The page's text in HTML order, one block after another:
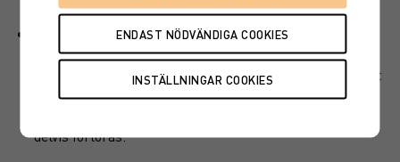
Produkten har ett visst kapitalskydd, dvs en del av det
investerade kapitalet är skyddat vid löptidens slut. Det
finns en kreditrisk i placeringen som är beroende av att
emittenten inte hamnar på obestånd eller försätts i
delvis förloras.